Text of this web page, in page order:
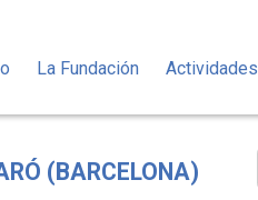
La Fundación Actividades
(BARCELONA)